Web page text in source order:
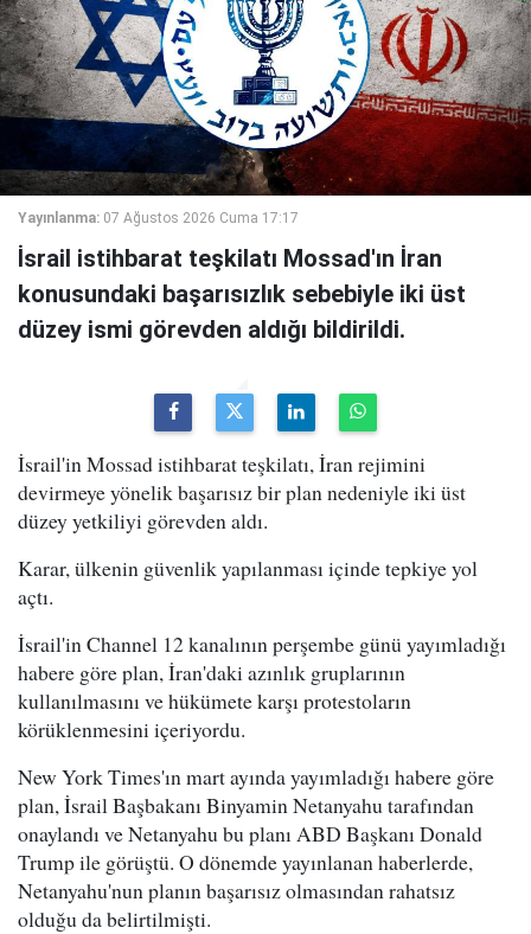
Yayınlanma: 07 Ağustos 2026 Cuma 17:17
İsrail istihbarat teşkilatı Mossad'ın İran
konusundaki başarısızlık sebebiyle iki üst
düzey ismi görevden aldığı bildirildi.
İsrail'in Mossad istihbarat teşkilatı, İran rejimini
devirmeye yönelik başarısız bir plan nedeniyle iki üst
düzey yetkiliyi görevden aldı.
Karar, ülkenin güvenlik yapılanması içinde tepkiye yol
açtı.
İsrail'in Channel 12 kanalının perşembe günü yayımladığı
habere göre plan, İran'daki azınlık gruplarının
kullanılmasını ve hükümete karşı protestoların
körüklenmesini içeriyordu.
New York Times'ın mart ayında yayımladığı habere göre
plan, İsrail Başbakanı Binyamin Netanyahu tarafından
onaylandı ve Netanyahu bu planı ABD Başkanı Donald
Trump ile görüştü. O dönemde yayınlanan haberlerde,
Netanyahu'nun planın başarısız olmasından rahatsız
olduğu da belirtilmişti.